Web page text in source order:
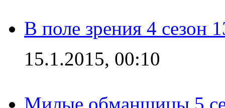
В поле зрения 4 сезон
15.1.2015, 00:10
Милые обманщицы 5